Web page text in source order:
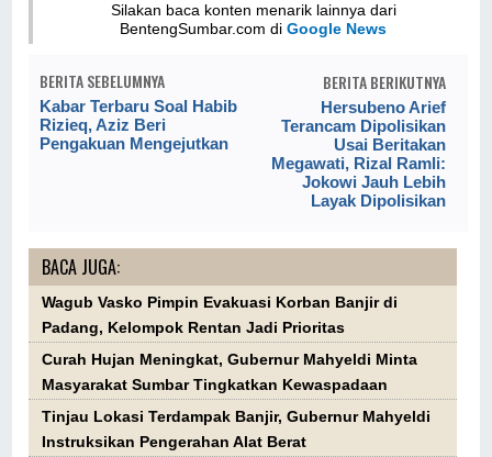
Silakan baca konten menarik lainnya dari
BentengSumbar.com diGoogle News
BERITA SEBELUMNYA
Kabar Terbaru Soal Habib
Rizieq, Aziz Beri
Pengakuan Mengejutkan
BERITA BERIKUTNYA
Hersubeno Arief
Terancam Dipolisikan
Usai Beritakan
Megawati, Rizal Ramli:
Jokowi Jauh Lebih
Layak Dipolisikan
BACA JUGA:
Wagub Vasko Pimpin Evakuasi Korban Banjir di
Padang, Kelompok Rentan Jadi Prioritas
Curah Hujan Meningkat, Gubernur Mahyeldi Minta
Masyarakat Sumbar Tingkatkan Kewaspadaan
Tinjau Lokasi Terdampak Banjir, Gubernur Mahyeldi
Instruksikan Pengerahan Alat Berat